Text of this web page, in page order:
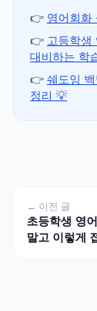
👉 영어회화
👉 고등학생
대비하는 학
👉 쉐도잉
정리 💡
← 이전 글
초등학생 영
말고 이렇게